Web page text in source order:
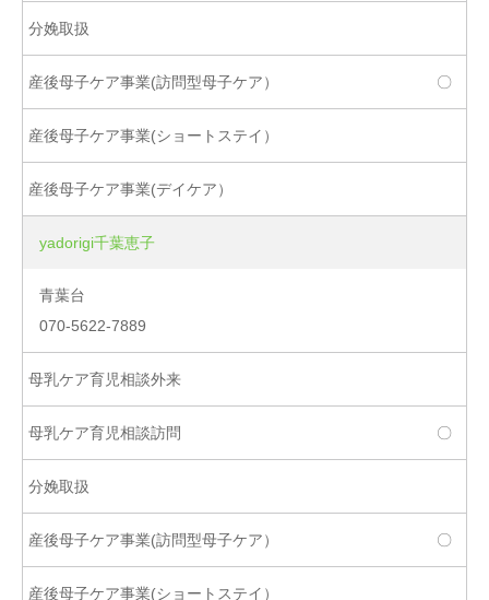
〇
yadorigi千葉恵子
青葉台
070-5622-7889
〇
〇